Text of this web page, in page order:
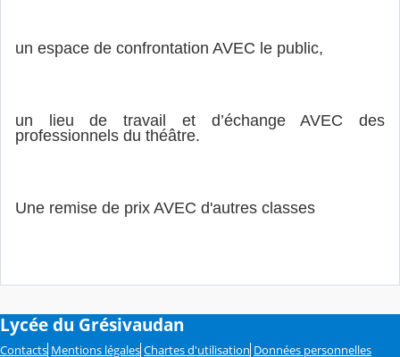
un espace de confrontation AVEC le public,
un lieu de travail et d’échange AVEC des
professionnels du théâtre.
Une remise de prix AVEC d'autres classes
Lycée du Grésivaudan
Contacts Mentions légales Chartes d'utilisation Données personnelles